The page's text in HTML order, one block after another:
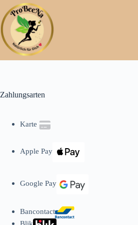
Zahlungsarten
Karte
Apple Pay
Google Pay
Bancontact